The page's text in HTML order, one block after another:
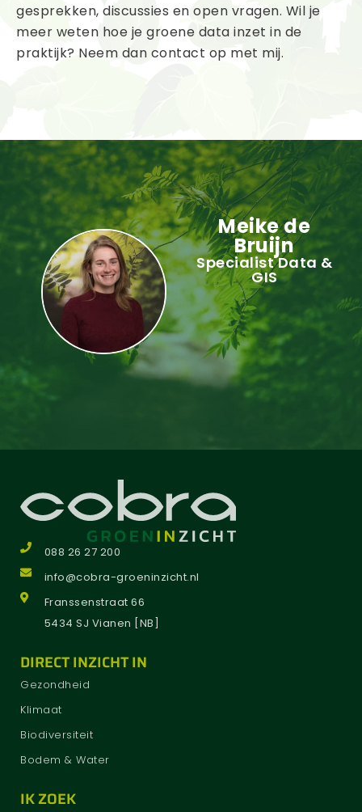
gesprekken, discussies en open vragen. Wil je
meer weten hoe je groene data inzet in de
praktijk? Neem dan contact op met mij.
Meike de
Bruijn
Specialist Data &
GIS
088 26 27 200
info@cobra-groeninzicht.nl
Franssenstraat 66
5434 SJ Vianen [NB]
DIRECT INZICHT IN
Gezondheid
Klimaat
Biodiversiteit
Bodem & Water
IK ZOEK